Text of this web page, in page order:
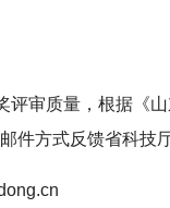
审质量，根据《
件方式反馈省科技厅